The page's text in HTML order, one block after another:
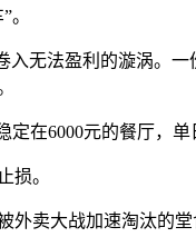
。
无法盈利的漩涡。
在6000元的餐厅，单
损。
外卖大战加速淘汰的堂